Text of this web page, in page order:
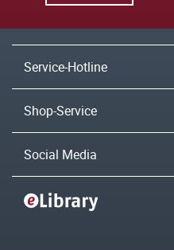
Service-Hotline
Shop-Service
Social Media